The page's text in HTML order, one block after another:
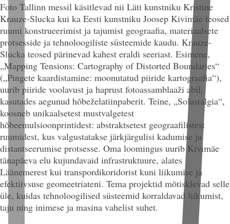
Foto Tallinn messil käsitlevad nii Läti kunstniku Kristine
Krauze-Slucka kui ka Eesti kunstniku Joosep Kivimäe teosed
ruumi konstrueerimist ja tajumist geograafia, materiaalsete
protsesside ja tehnoloogiliste süsteemide kaudu. Krauze-
Slucka teosed pärinevad kahest eraldi seeriast. Esimene,
„Mapping Tensions: Cartography of Distorted Boundaries“
(„Pingete kaardistamine: moonutatud piiride kartograafia“),
uurib piiride voolavust ja haprust fotoassamblaaži abil,
kasutades aegunud hõbeželatiinpaberit. Teine, „Solastalgia“,
koosneb unikaalsetest mustvalgetest
hõbeemulsioonprintidest: abstraktsetest geograafilistest
ruumidest, kus valgustatakse järkjärgulisi kadumise ja
distantseerumise protsesse. Oma loomingus uurib Kivimäe
tänapäeva elu kujundavaid infrastruktuure, alates
Läänemerest kui transpordikoridorist kuni liikumise ja
efektiivsuse geomeetriateni. Tema projektid mõtisklevad selle
üle, kuidas tehnoloogilised süsteemid korraldavad liikumist,
taju ning inimese ja masina vahelist suhet.